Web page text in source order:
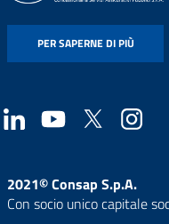
PER SAPERNE DI PIÙ
2021© Consap S.p.A.
Con socio unico capitale